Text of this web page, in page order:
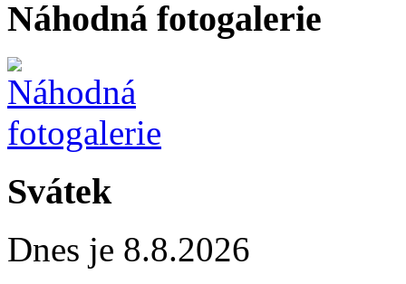
Náhodná fotogalerie
Svátek
Dnes je 8.8.2026